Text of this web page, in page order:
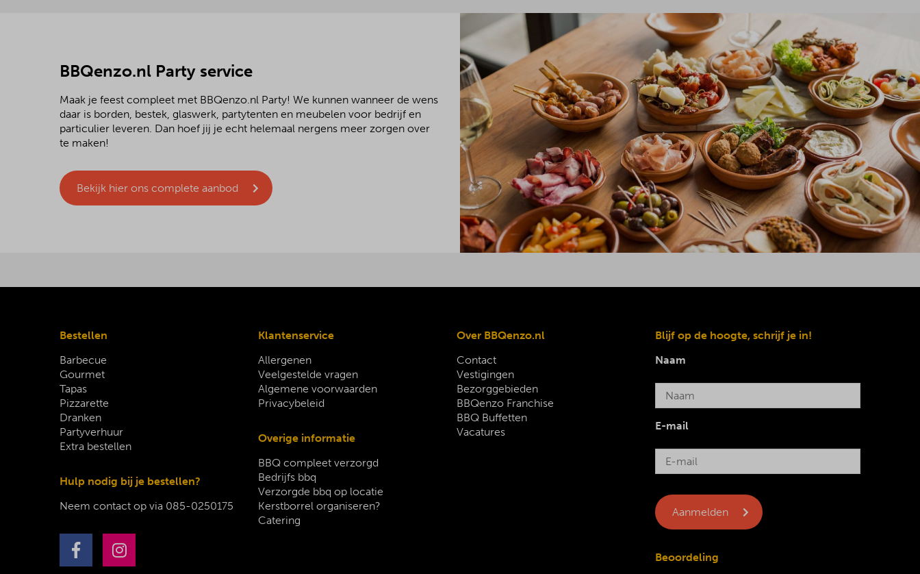
BBQenzo.nl Party service
Maak je feest compleet met BBQenzo.nl Party! We kunnen wanneer de wens
daar is borden, bestek, glaswerk, partytenten en meubelen voor bedrijf en
particulier leveren. Dan hoef jij je echt helemaal nergens meer zorgen over
te maken!
Bekijk hier ons complete aanbod
Bestellen
Barbecue
Gourmet
Tapas
Pizzarette
Dranken
Partyverhuur
Extra bestellen
Hulp nodig bij je bestellen?
Neem contact op via 085-0250175
Klantenservice
Allergenen
Veelgestelde vragen
Algemene voorwaarden
Privacybeleid
Overige informatie
BBQ compleet verzorgd
Bedrijfs bbq
Verzorgde bbq op locatie
Kerstborrel organiseren?
Catering
Over BBQenzo.nl
Contact
Vestigingen
Bezorggebieden
BBQenzo Franchise
BBQ Buffetten
Vacatures
Blijf op de hoogte, schrijf je in!
Naam
E-mail
Beoordeling